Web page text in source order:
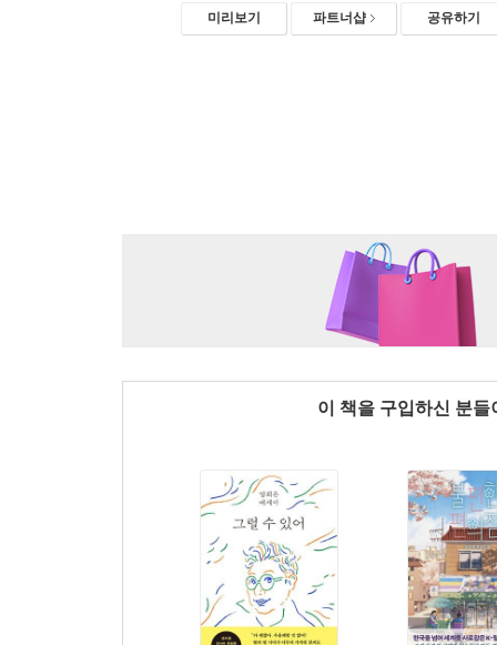
미리보기 파트너샵 공유하기
이 책을 구입하신 분